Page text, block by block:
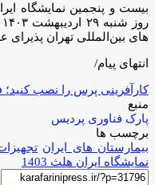
بیست و پنجمین نمایشگاه
های بین‌المللی تهران پذیرای
انتهای پیام/
کارآفرینی پرس را نصب
منبع
پارک فناوری پردیس
برچسب ها
بیمارستان های ایران
نمایشگاه ایران هلث 1403